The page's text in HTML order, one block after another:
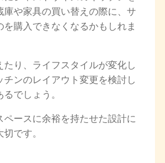
庫や家具の買い替えの際に、サ
を購入できなくなるかもしれま
たり、ライフスタイルが変化し
チンのレイアウト変更を検討し
でしょう。
ペースに余裕を持たせた設計に
切です。